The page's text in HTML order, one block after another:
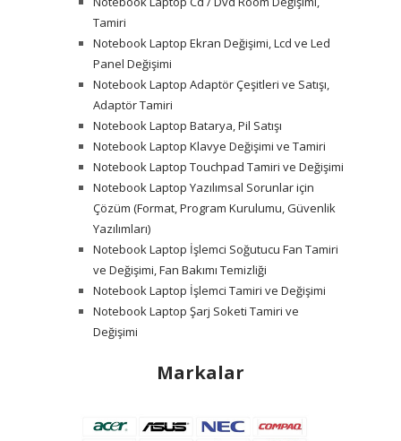
Tamiri
Notebook Laptop Ekran Değişimi, Lcd ve Led
Panel Değişimi
Notebook Laptop Adaptör Çeşitleri ve Satışı,
Adaptör Tamiri
Notebook Laptop Batarya, Pil Satışı
Notebook Laptop Klavye Değişimi ve Tamiri
Notebook Laptop Touchpad Tamiri ve Değişimi
Notebook Laptop Yazılımsal Sorunlar için
Çözüm (Format, Program Kurulumu, Güvenlik
Yazılımları)
Notebook Laptop İşlemci Soğutucu Fan Tamiri
ve Değişimi, Fan Bakımı Temizliği
Notebook Laptop İşlemci Tamiri ve Değişimi
Notebook Laptop Şarj Soketi Tamiri ve
Değişimi
Markalar